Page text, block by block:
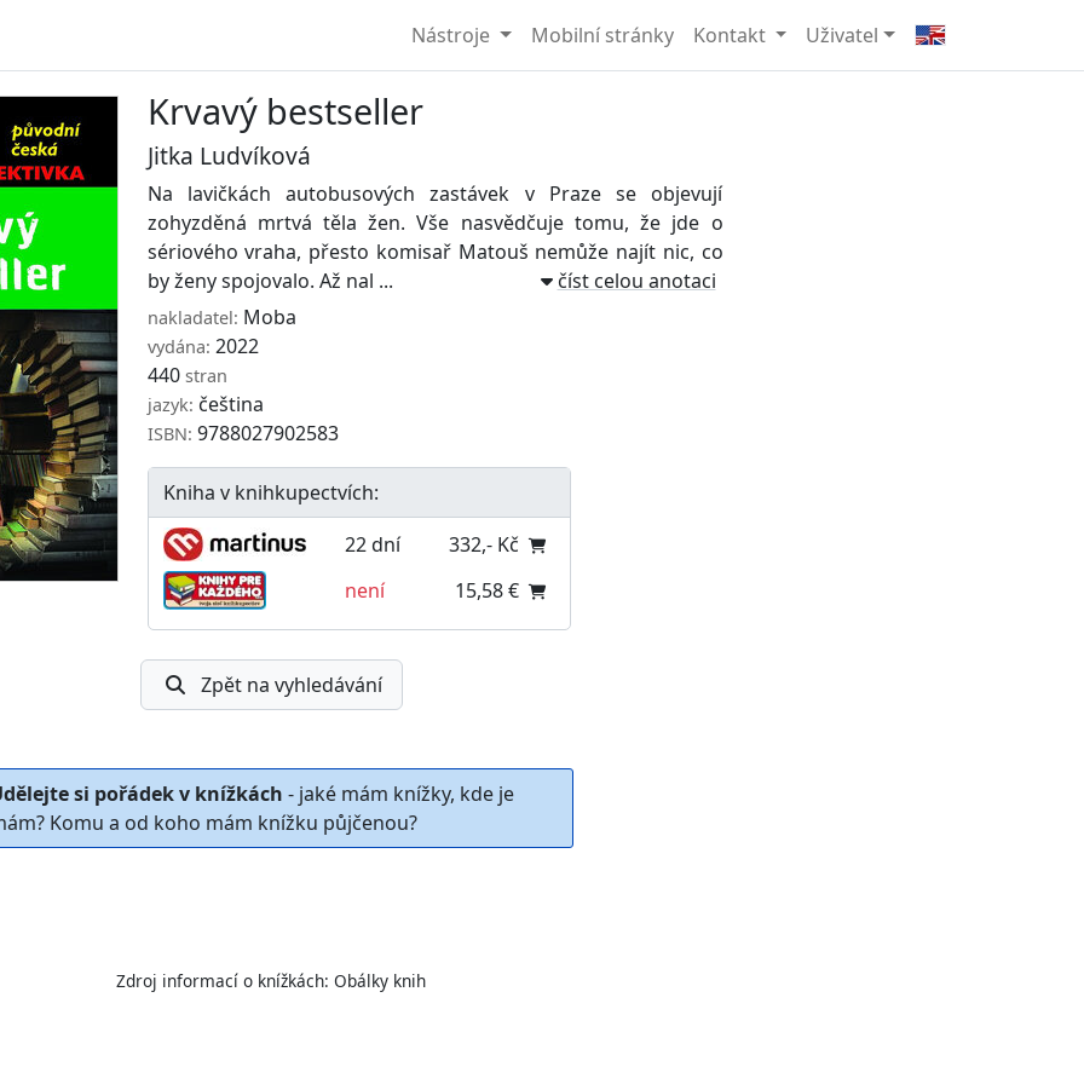
Nástroje Mobilní stránky Kontakt Uživatel
Krvavý bestseller
Jitka Ludvíková
Na lavičkách autobusových zastávek v Praze se objevují
zohyzděná mrtvá těla žen. Vše nasvědčuje tomu, že jde o
sériového vraha, přesto komisař Matouš nemůže najít nic, co
by ženy spojovalo. Až nal ...
číst celou anotaci
nakladatel: Moba
vydána: 2022
440 stran
jazyk: čeština
ISBN: 9788027902583
Kniha v knihkupectvích:
22 dní
332,- Kč
není
15,58 €
Zpět na vyhledávání
si pořádek v knížkách - jaké mám knížky, kde je
Komu a od koho mám knížku půjčenou?
Zdroj informací o knížkách: Obálky knih